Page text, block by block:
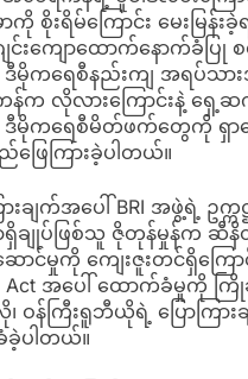
ကို စိုးရိမ်ကြောင်း မေးမြန်းခဲ့
ကျောထောက်နောက်ခံပြု စ
မိုကရေစီနည်းကျ အရပ်သား
က လိုလားကြောင်းနဲ့ ရှေ့
မိုကရေစီမိတ်ဖက်တွေကို ရှာဖွ
ဖြေကြားခဲ့ပါတယ်။
းချက်အပေါ် BRI အဖွဲ့ရဲ့ ဥက္ကဋ္
ရှိချုပ်ဖြစ်သူ ဇိုတုန်မှုန်က ဆီ
ာင်မှုကို ကျေးဇူးတင်ရှိကြော
Act အပေါ် ထောက်ခံမှုကို က
၊ ဝန်ကြီးရူဘီယိုရဲ့ ပြောကြာ
ပါတယ်။